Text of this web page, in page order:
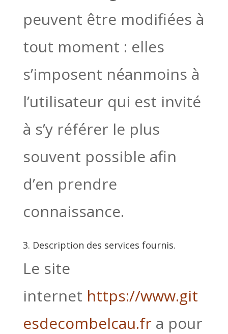
peuvent être modifiées à
tout moment : elles
s’imposent néanmoins à
l’utilisateur qui est invité
à s’y référer le plus
souvent possible afin
d’en prendre
connaissance.
3. Description des services fournis.
Le site
internet https://www.git
esdecombelcau.fra pour